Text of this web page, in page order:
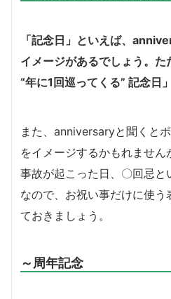
「記念日」といえば、
イメージがあるでしょう。
“年に1回巡ってくる” 記念日
また、anniversaryと聞くと
をイメージするかもれませ
事故が起こった日、〇回忌
なので、お祝い事だけに使う
ておきましょう。
～周年記念